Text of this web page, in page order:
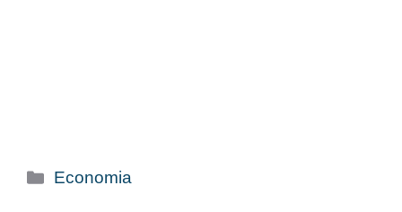
Categorie
Economia